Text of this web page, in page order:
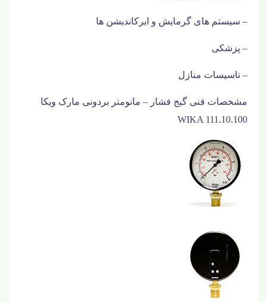
– سیستم های گرمایش و ایرکاندیشن ها
– پزشکی
– تاسیسات منازل
مشخصات فنی گیج فشار – مانومتر بردونی مارک ویکا
WIKA 111.10.100